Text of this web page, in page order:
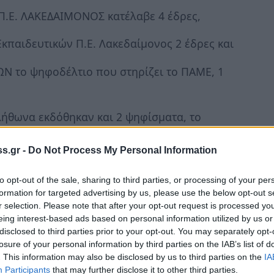
- Do Not Process My Personal Information
opt-out of the sale, sharing to third parties, or processing of your
for targeted advertising by us, please use the below opt-out
selection. Please note that after your opt-out request is processed
interest-based ads based on personal information utilized by us
to third parties prior to your opt-out. You may separately
of your personal information by third parties on the IAB’s list of
This information may also be disclosed by us to third parties on the
Participants that may further disclose it to other third parties.
ΛΑΚΕΔΑΙΜΟΝΟΣ κατέλαβε 4 έδρες,
Π.Ε. Λακεδαίμονος 2 έδρες και
το ψηφοδέλτιο που στηρίζει το ΠΑΜΕ, 1
εκδόθηκαν και 2 ψηφίσματα, το
στις αναπληρώτριες εκπαιδευτικούς
της ώρας σίτισης σε όλους τους
θερμά τον Πρόεδρο της Γενικής
την εμπειρία του συνέβαλλε τα μέγιστα
συναδέλφισσες Κυριαζάκου Σταυρούλα,
την εφορευτική επιτροπή και
προσφοράς».